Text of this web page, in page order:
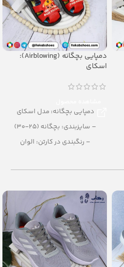
دمپایی بچگانه (Airblowing):
اسکای
دمپایی بچگانه: مدل اسکای
– سایزبندی: بچگانه (25-30)
– رنگبندی در کارتن: الوان
– جنس: Soft EVA